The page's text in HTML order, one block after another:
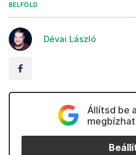
BELFÖLD
Dévai László
Állítsd be